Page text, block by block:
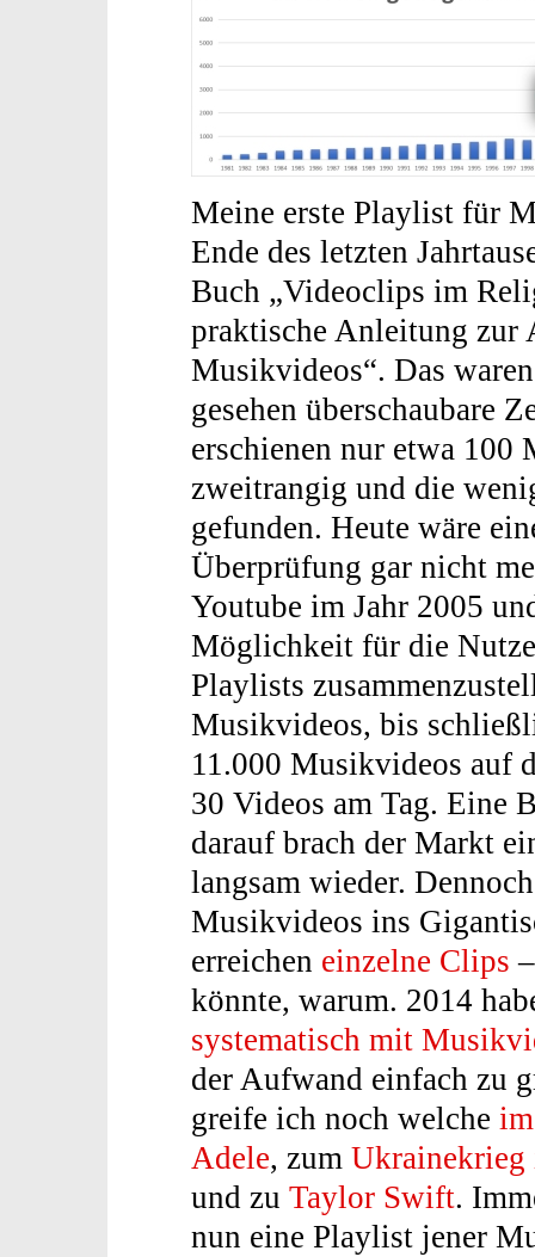
Meine erste Playlist für
Ende des letzten
Buch „Videoclips im
praktische Anleitung zur
Musikvideos“. Das
gesehen überschaubare
erschienen nur etwa
zweitrangig und die
gefunden. Heute wäre
Überprüfung gar nicht
Youtube im Jahr 2005
Möglichkeit für die
Playlists
Musikvideos, bis
11.000 Musikvideos auf
30 Videos am Tag. Eine
darauf brach der Markt
langsam wieder.
Musikvideos ins
erreichen einzelne Clips
könnte, warum. 2014
systematisch mit
der Aufwand einfach zu
greife ich noch welche
Adele, zum
und zu Taylor Swift.
nun eine Playlist jener